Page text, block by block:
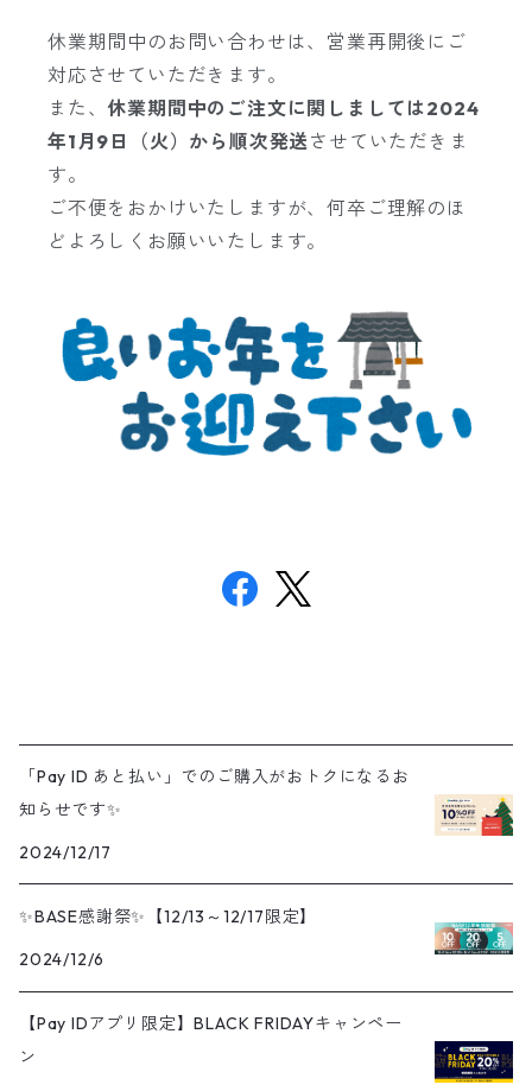
休業期間中のお問い合わせは、営業再開後にご
対応させていただきます。
また、休業期間中のご注文に関しましては2024
年1月9日（火）から順次発送させていただきま
す。
ご不便をおかけいたしますが、何卒ご理解のほ
どよろしくお願いいたします。
「Pay ID あと払い」でのご購入がおトクになるお
知らせです✨
2024/12/17
✨BASE感謝祭✨【12/13～12/17限定】
2024/12/6
【Pay IDアプリ限定】BLACK FRIDAYキャンペー
ン